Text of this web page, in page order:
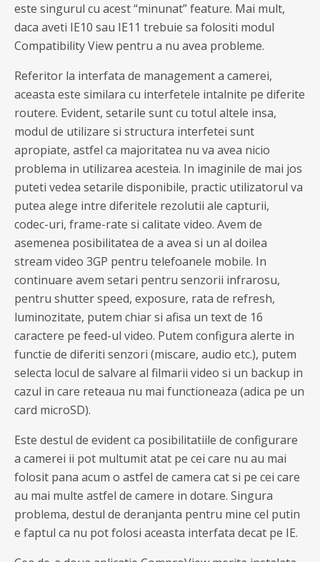
este singurul cu acest “minunat” feature. Mai mult,
daca aveti IE10 sau IE11 trebuie sa folositi modul
Compatibility View pentru a nu avea probleme.
Referitor la interfata de management a camerei,
aceasta este similara cu interfetele intalnite pe diferite
routere. Evident, setarile sunt cu totul altele insa,
modul de utilizare si structura interfetei sunt
apropiate, astfel ca majoritatea nu va avea nicio
problema in utilizarea acesteia. In imaginile de mai jos
puteti vedea setarile disponibile, practic utilizatorul va
putea alege intre diferitele rezolutii ale capturii,
codec-uri, frame-rate si calitate video. Avem de
asemenea posibilitatea de a avea si un al doilea
stream video 3GP pentru telefoanele mobile. In
continuare avem setari pentru senzorii infrarosu,
pentru shutter speed, exposure, rata de refresh,
luminozitate, putem chiar si afisa un text de 16
caractere pe feed-ul video. Putem configura alerte in
functie de diferiti senzori (miscare, audio etc.), putem
selecta locul de salvare al filmarii video si un backup in
cazul in care reteaua nu mai functioneaza (adica pe un
card microSD).
Este destul de evident ca posibilitatiile de configurare
a camerei ii pot multumit atat pe cei care nu au mai
folosit pana acum o astfel de camera cat si pe cei care
au mai multe astfel de camere in dotare. Singura
problema, destul de deranjanta pentru mine cel putin
e faptul ca nu pot folosi aceasta interfata decat pe IE.